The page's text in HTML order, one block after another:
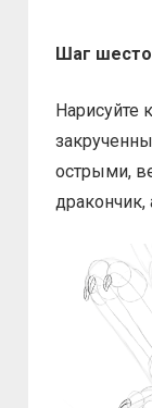
Шаг
Нарисуйте
острыми,